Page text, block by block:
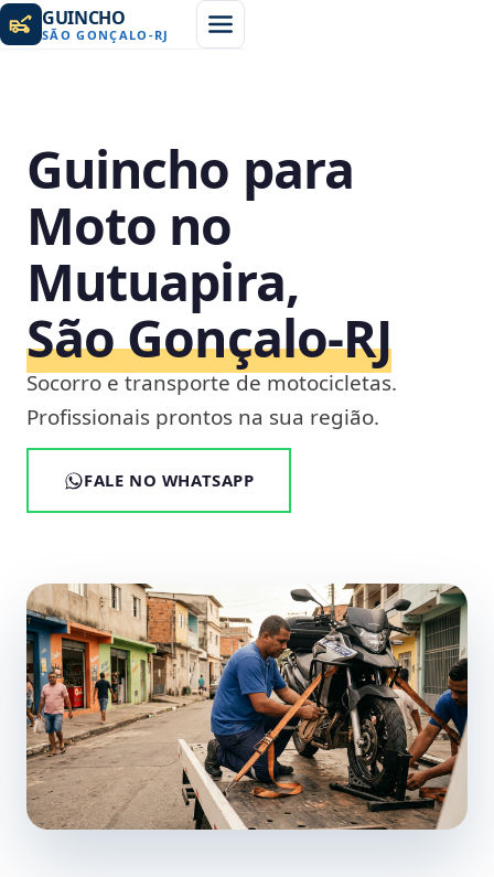
GUINCHO
SÃO GONÇALO -RJ
Guincho para
Moto no
Mutuapira,
São Gonçalo‑RJ
Socorro e transporte de motocicletas.
Profissionais prontos na sua região.
FALE NO WHATSAPP